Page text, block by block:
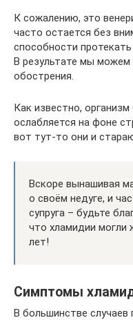
К сожалению, это
часто остается без
способности
В результате мы можем
обострения.
Как известно,
ослабляется на фоне
вот тут-то они и
Вскоре вынашивая
о своём недуге, и
супруга – будьте
что хламидии могли
лет!
Симптомы
В большинстве случаев